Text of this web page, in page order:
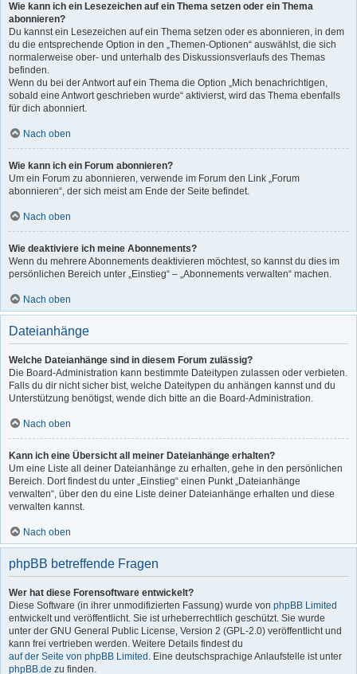
Wie kann ich ein Lesezeichen auf ein Thema setzen oder ein Thema
abonnieren?
Du kannst ein Lesezeichen auf ein Thema setzen oder es abonnieren, in dem
du die entsprechende Option in den „Themen-Optionen“ auswählst, die sich
normalerweise ober- und unterhalb des Diskussionsverlaufs des Themas
befinden.
Wenn du bei der Antwort auf ein Thema die Option „Mich benachrichtigen,
sobald eine Antwort geschrieben wurde“ aktivierst, wird das Thema ebenfalls
für dich abonniert.
Nach oben
Wie kann ich ein Forum abonnieren?
Um ein Forum zu abonnieren, verwende im Forum den Link „Forum
abonnieren“, der sich meist am Ende der Seite befindet.
Nach oben
Wie deaktiviere ich meine Abonnements?
Wenn du mehrere Abonnements deaktivieren möchtest, so kannst du dies im
persönlichen Bereich unter „Einstieg“ – „Abonnements verwalten“ machen.
Nach oben
Dateianhänge
Welche Dateianhänge sind in diesem Forum zulässig?
Die Board-Administration kann bestimmte Dateitypen zulassen oder verbieten.
Falls du dir nicht sicher bist, welche Dateitypen du anhängen kannst und du
Unterstützung benötigst, wende dich bitte an die Board-Administration.
Nach oben
Kann ich eine Übersicht all meiner Dateianhänge erhalten?
Um eine Liste all deiner Dateianhänge zu erhalten, gehe in den persönlichen
Bereich. Dort findest du unter „Einstieg“ einen Punkt „Dateianhänge
verwalten“, über den du eine Liste deiner Dateianhänge erhalten und diese
verwalten kannst.
Nach oben
phpBB betreffende Fragen
Wer hat diese Forensoftware entwickelt?
Diese Software (in ihrer unmodifizierten Fassung) wurde von phpBB Limited
entwickelt und veröffentlicht. Sie ist urheberrechtlich geschützt. Sie wurde
unter der GNU General Public License, Version 2 (GPL-2.0) veröffentlicht und
kann frei vertrieben werden. Weitere Details findest du
auf der Seite von phpBB Limited . Eine deutschsprachige Anlaufstelle ist unter
phpBB.de zu finden.